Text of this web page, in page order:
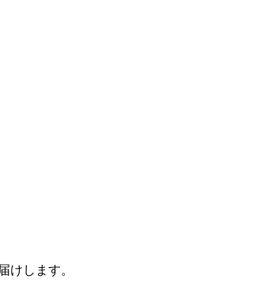
けします。